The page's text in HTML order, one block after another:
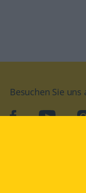
Besuchen Sie uns
facebookYouTube